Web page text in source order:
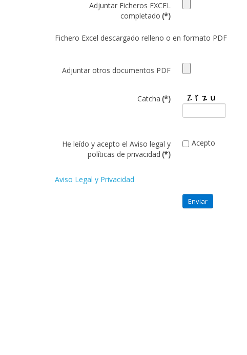
Adjuntar Ficheros EXCEL
completado (*)
Fichero Excel descargado relleno o en formato PDF
Adjuntar otros documentos PDF
Catcha (*)
He leído y acepto el Aviso legal y
políticas de privacidad (*)
Acepto
Aviso Legal y Privacidad